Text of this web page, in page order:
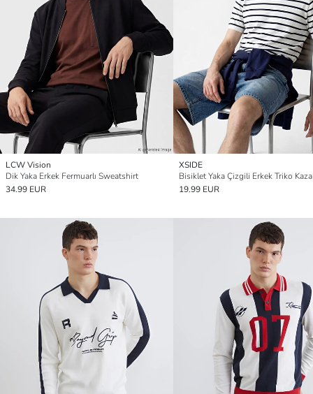
LCW Vision
Dik Yaka Erkek Fermuarlı Sweatshirt
34.99 EUR
XSIDE
Bisiklet Yaka Çizgili Erkek Triko
19.99 EUR